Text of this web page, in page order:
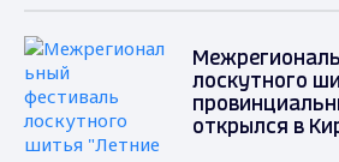
лоскутного
открылся в